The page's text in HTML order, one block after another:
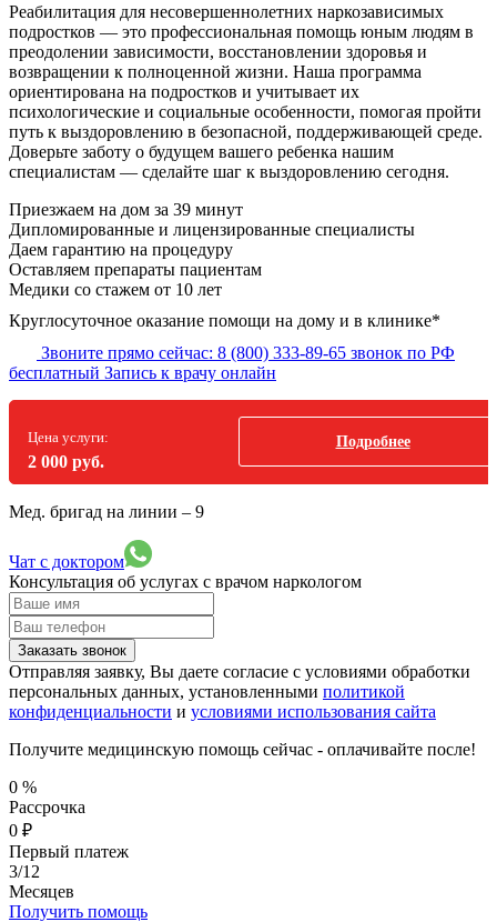
Реабилитация для несовершеннолетних наркозависимых
подростков — это профессиональная помощь юным людям в
преодолении зависимости, восстановлении здоровья и
возвращении к полноценной жизни. Наша программа
ориентирована на подростков и учитывает их
психологические и социальные особенности, помогая пройти
путь к выздоровлению в безопасной, поддерживающей среде.
Доверьте заботу о будущем вашего ребенка нашим
специалистам — сделайте шаг к выздоровлению сегодня.
Приезжаем на дом за 39 минут
Дипломированные и лицензированные специалисты
Даем гарантию на процедуру
Оставляем препараты пациентам
Медики со стажем от 10 лет
Круглосуточное оказание помощи на дому и в клинике*
Звоните прямо сейчас: 8 (800) 333-89-65 звонок по РФ
бесплатный Запись к врачу онлайн
Цена услуги:
2 000 руб.
Подробнее
Мед. бригад на линии – 9
Чат с доктором
Консультация об услугах с врачом наркологом
Заказать звонок
Отправляя заявку, Вы даете согласие с условиями обработки
персональных данных, установленными политикой
конфиденциальности и условиями использования сайта
Получите медицинскую помощь сейчас - оплачивайте после!
0 %
Рассрочка
0 ₽
Первый платеж
3/12
Месяцев
Получить помощь